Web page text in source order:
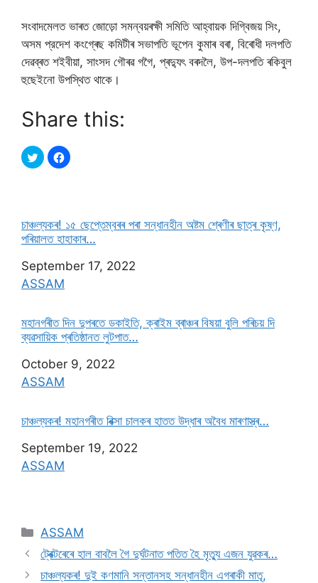
সংবাদমেলত ভাৰত জোড়ো সমন্বয়ৰক্ষী সমিতি আহ্বায়ক দিগ্বিজয় সিং,
অসম প্রদেশ কংগ্ৰেছ কমিটীৰ সভাপতি ভূপেন কুমাৰ বৰা, বিৰোধী দলপতি
দেৱব্ৰত শ‍ইবীয়া, সাংসদ গৌৰৱ গগৈ, প্ৰদ্যুৎ বৰদলৈ, উপ-দলপতি ৰকিবুল
হুছেইনো উপস্থিত থাকে।
Share this:
চাঞ্চল্যকৰ! ১৫ ছেপ্তেম্বৰৰ পৰা সন্ধানহীন অষ্টম শ্ৰেণীৰ ছাত্ৰ কৃষ্ণ,
পৰিয়ালত হাহাকাৰ…
Date
September 17, 2022
In relation to
ASSAM
মহানগৰীত দিন দুপৰতে ডকাইতি, ক্ৰাইম ব্ৰাঞ্চৰ বিষয়া বুলি পৰিচয় দি
ব্যৱসায়িক প্ৰতিষ্ঠানত লুটপাত…
Date
October 9, 2022
In relation to
ASSAM
চাঞ্চল্যকৰ! মহানগৰীত ৰিক্সা চালকৰ হাতত উদ্ধাৰ অবৈধ মাৰণাস্ত্ৰ…
Date
September 19, 2022
In relation to
ASSAM
ASSAM
ট্ৰেক্টৰেৰে হাল বাবলৈ গৈ দুৰ্ঘটনাত পতিত হৈ মৃত্যু এজন যুৱকৰ…
চাঞ্চল্যকৰ! দুই কণমানি সন্তানসহ সন্ধানহীন এগৰাকী মাতৃ,